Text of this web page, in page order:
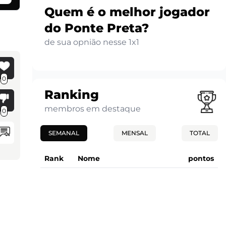
0
0
Quem é o melhor jogador
do Ponte Preta?
de sua opnião nesse 1x1
Ranking
membros em destaque
SEMANAL MENSAL TOTAL
Rank Nome pontos